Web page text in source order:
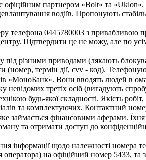
офіційним партнером «Bolt» та
водіїв. Пропонують
телефона 0445780003 з привабливою
Підтвердити це не можу, але по
різними приводами (лякають
(номер, термін дії, cvv - код).
«МоноБанк». Вони вводять людей в
третіх осіб (вигадують
будь-якої складності. Якість робіт,
та комплектуючих. Контактний
займається фінансовими аферами. Їхня
та отримати доступ до
інформації щодо належності номера
оператора) на офіційний номер 5433, та